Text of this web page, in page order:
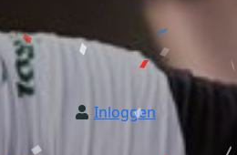
Inloggen